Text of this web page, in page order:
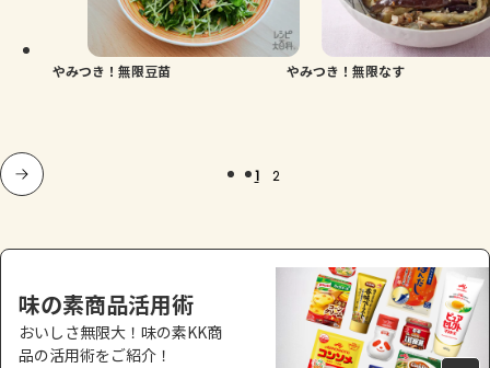
やみつき！無限豆苗 やみつき！無限なす
1 2
味の素商品活用術
おいしさ無限大！味の素KK商
品の活用術をご紹介！